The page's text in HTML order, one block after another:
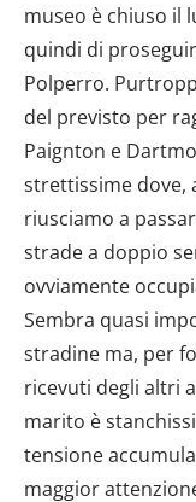
museo è chiuso il
quindi di
Polperro.
del previsto per
Paignton e
strettissime dove,
riusciamo a
strade a doppio
ovviamente
Sembra quasi
stradine ma, per
ricevuti degli altri
marito è
tensione
maggior